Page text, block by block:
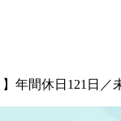
年間休日121日